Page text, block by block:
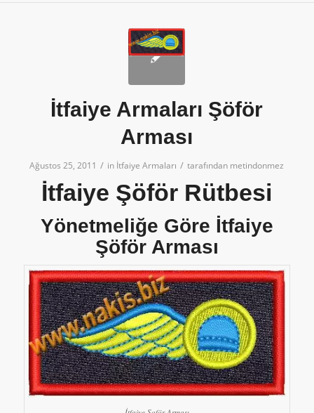
İtfaiye Armaları Şöför
Arması
Ağustos 25, 2011 / in İtfaiye Armaları / tarafından metindonmez
İtfaiye Şöför Rütbesi
Yönetmeliğe Göre İtfaiye
Şöför Arması